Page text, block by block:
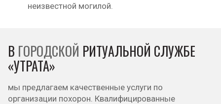
неизвестной могилой.
В ГОРОДСКОЙ РИТУАЛЬНОЙ СЛУЖБЕ
«УТРАТА»
мы предлагаем качественные услуги по
организации похорон. Квалифицированные